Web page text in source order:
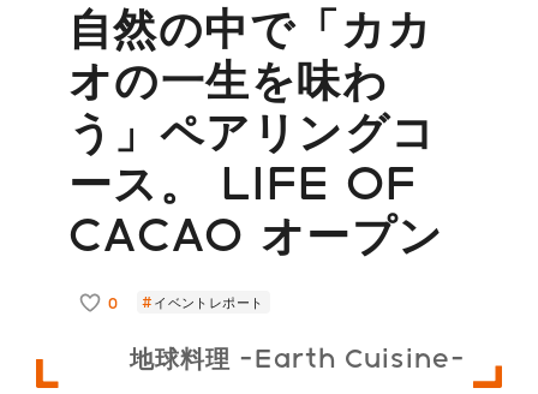
自然の中で「カカ
オの一生を味わ
う」ペアリングコ
ース。 LIFE OF
CACAO オープン
0 イベントレポート
地球料理 -Earth Cuisine-